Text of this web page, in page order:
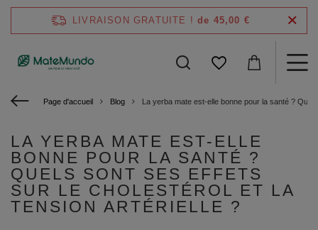
LIVRAISON GRATUITE ! de 45,00 €
Page d'accueil Blog La yerba mate est-elle bonne pour la santé ?
LA YERBA MATE EST-ELLE
BONNE POUR LA SANTÉ ?
QUELS SONT SES EFFETS
SUR LE CHOLESTÉROL ET LA
TENSION ARTÉRIELLE ?